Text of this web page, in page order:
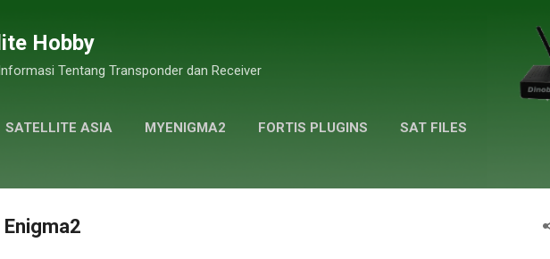
Hobby
Tentang Transponder dan Receiver
SATELLITE ASIA MYENIGMA2 FORTIS PLUGINS SAT FILES